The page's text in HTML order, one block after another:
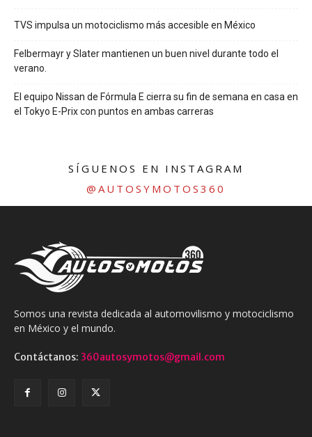
TVS impulsa un motociclismo más accesible en México
Felbermayr y Slater mantienen un buen nivel durante todo el
verano.
El equipo Nissan de Fórmula E cierra su fin de semana en casa en
el Tokyo E-Prix con puntos en ambas carreras
SÍGUENOS EN INSTAGRAM
@AUTOSYMOTOS360
Somos una revista dedicada al automovilismo y motociclismo
en México y el mundo.
Contáctanos: 360autosymotos@gmail.com